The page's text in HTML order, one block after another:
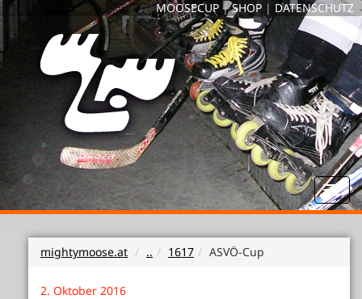
mightymoose.at .. 1617 ASVÖ-Cup
2. Oktober 2016
MOOSECUP |SHOP | DATENSCHUTZ